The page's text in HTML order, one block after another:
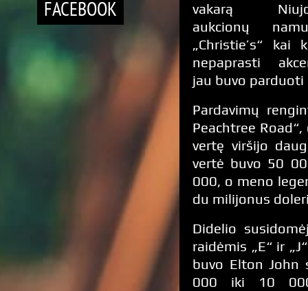
FACEBOOK
vakarą
aukcionų
„Christie’s“ kai
nepaprasti
jau buvo
Pardavimų
Peachtree
vertę viršijo
vertė buvo 50
000, o meno
du milijonus
Didelio
raidėmis „E“ ir
buvo Elton John
000 iki 10